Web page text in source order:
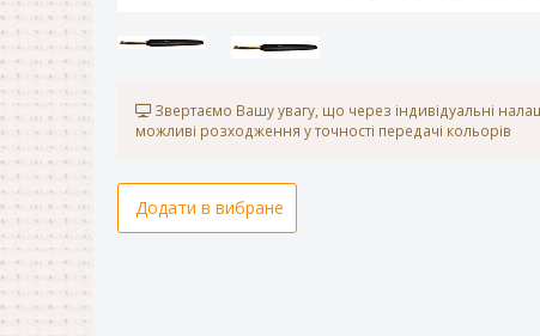
Звертаємо Вашу увагу, що через індивідуальні
можливі розходження у точності передачі кольорів
Додати в вибране